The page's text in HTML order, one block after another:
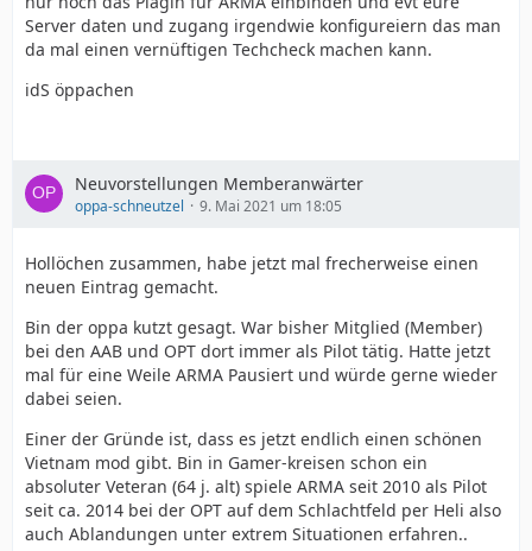
Server daten und zugang irgendwie konfigureiern das man
da mal einen vernüftigen Techcheck machen kann.
idS öppachen
Neuvorstellungen Memberanwärter
oppa-schneutzel 9. Mai 2021 um 18:05
Hollöchen zusammen, habe jetzt mal frecherweise einen
neuen Eintrag gemacht.
Bin der oppa kutzt gesagt. War bisher Mitglied (Member)
bei den AAB und OPT dort immer als Pilot tätig. Hatte jetzt
mal für eine Weile ARMA Pausiert und würde gerne wieder
dabei seien.
Einer der Gründe ist, dass es jetzt endlich einen schönen
Vietnam mod gibt. Bin in Gamer-kreisen schon ein
absoluter Veteran (64 j. alt) spiele ARMA seit 2010 als Pilot
seit ca. 2014 bei der OPT auf dem Schlachtfeld per Heli also
auch Ablandungen unter extrem Situationen erfahren..